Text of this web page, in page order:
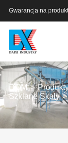
Gwarancja na
DOM
Szklane Skały